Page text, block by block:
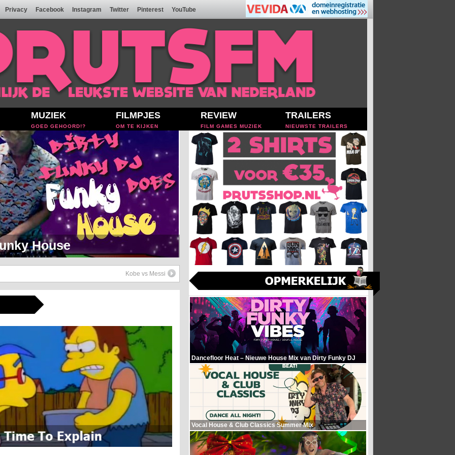
Privacy Facebook Instagram Twitter Pinterest YouTube
MUZIEK
GOED GEHOORD!?
FILMPJES
OM TE KIJKEN
REVIEW
FILM GAMES MUZIEK
TRAILERS
NIEUWSTE TRAILERS
Soul Setje
Kobe vs Messi
Dancefloor Heat – Nieuwe House Mix van Dirty Funky DJ
Vocal House & Club Classics Summer Mix